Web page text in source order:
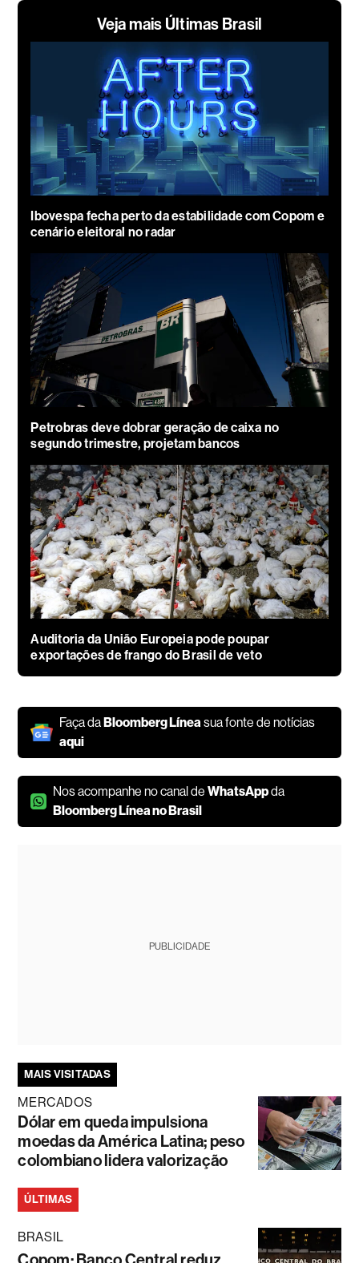
Veja mais Últimas Brasil
Ibovespa fecha perto da estabilidade com Copom e
cenário eleitoral no radar
Petrobras deve dobrar geração de caixa no
segundo trimestre, projetam bancos
Auditoria da União Europeia pode poupar
exportações de frango do Brasil de veto
Faça daBloomberg Líneasua fonte de notícias
aqui
Nos acompanhe no canal deWhatsAppda
Bloomberg Línea no Brasil
PUBLICIDADE
MAIS VISITADAS
MERCADOS
Dólar em queda impulsiona
moedas da América Latina; peso
colombiano lidera valorização
ÚLTIMAS
BRASIL